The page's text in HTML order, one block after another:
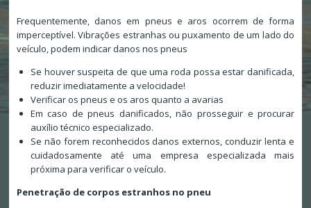
Frequentemente, danos em pneus e aros ocorrem de forma
imperceptível. Vibrações estranhas ou puxamento de um lado do
veículo, podem indicar danos nos pneus
Se houver suspeita de que uma roda possa estar danificada,
reduzir imediatamente a velocidade!
Verificar os pneus e os aros quanto a avarias
Em caso de pneus danificados, não prosseguir e procurar
auxílio técnico especializado.
Se não forem reconhecidos danos externos, conduzir lenta e
cuidadosamente até uma empresa especializada mais
próxima para verificar o veículo.
Penetração de corpos estranhos no pneu